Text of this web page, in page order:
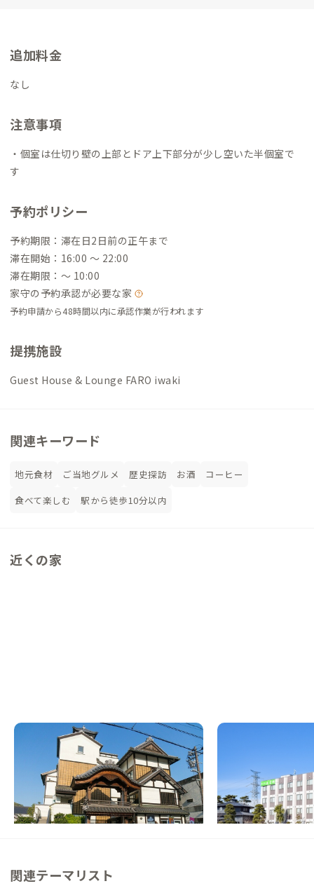
す。 海も山も食も街も人も、豊富ないわきの魅力をお伝えして行
けたらと思っています。
追加料金
なし
注意事項
・個室は仕切り壁の上部とドア上下部分が少し空いた半個室で
す
予約ポリシー
予約期限：滞在日2日前の正午まで
滞在開始：16:00 〜 22:00
滞在期限：〜 10:00
家守の予約承認が必要な家
予約申請から48時間以内に承認作業が行われます
提携施設
Guest House & Lounge FARO iwaki
関連キーワード
地元食材 ご当地グルメ 歴史探訪 お酒
コーヒー
食べて楽しむ
駅から徒歩10分以内
近くの家
湯本温泉B邸
シェアハウス
【駅徒歩10分】歴史ある温泉街にあるゲス
トハウス
この家からの距離 6km
【IC5分】サッカー
癒しのホテル
この家からの距離 22km
関連テーマリスト